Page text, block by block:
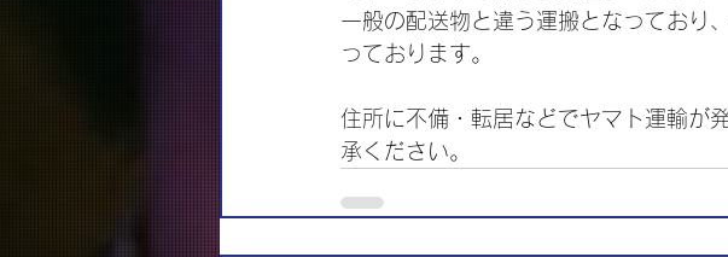
一般の配送物と違う運搬となっており
っております。
住所に不備・転居などでヤマト運輸が
承ください。